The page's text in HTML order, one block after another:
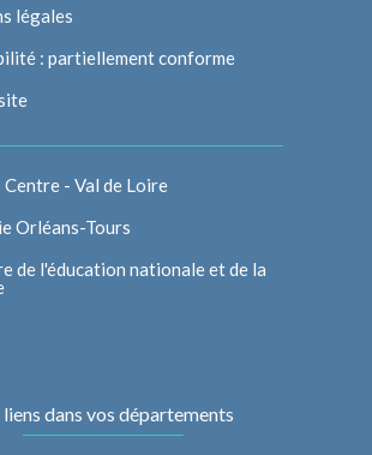
légales
: partiellement conforme
Centre - Val de Loire
Orléans-Tours
de l'éducation nationale et de la
liens dans vos départements